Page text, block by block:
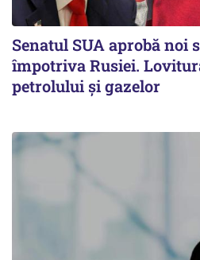
Senatul SUA aprobă noi
împotriva Rusiei.
petrolului și gazelor